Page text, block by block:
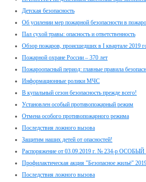
Детская безопасность
Об усилении мер пожарной безопасности в
Пал сухой травы: опасность и ответственность
Обзор пожаров, происшедших в I квартале 2019
Пожарной охране России – 370 лет
Пожароопасный период: главные правила
Информационные ролики МЧС
В купальный сезон безопасность прежде всего!
Установлен особый противопожарный режим
Отмена особого противопожарного режима
Последствия ложного вызова
Защитим наших детей от опасностей!
Распоряжение от 03.09.2019 г. № 234-р
Профилактическая акция "Безопасное жильё"
Последствия ложного вызова